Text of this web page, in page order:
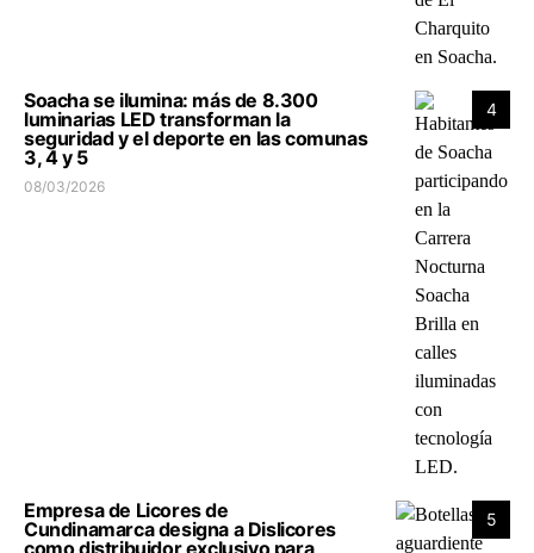
4
Soacha se ilumina: más de 8.300
luminarias LED transforman la
seguridad y el deporte en las comunas
3, 4 y 5
08/03/2026
5
Empresa de Licores de
Cundinamarca designa a Dislicores
como distribuidor exclusivo para